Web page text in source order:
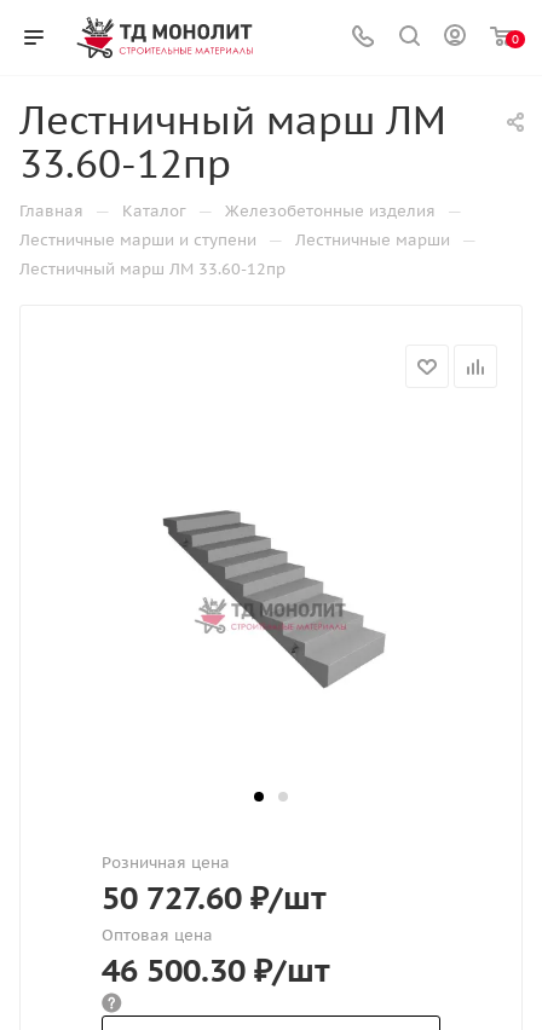
0
Лестничный марш ЛМ
33.60-12пр
Главная — Каталог — Железобетонные изделия —
Лестничные марши и ступени — Лестничные марши —
Лестничный марш ЛМ 33.60-12пр
Розничная цена
50 727.60 ₽/шт
Оптовая цена
46 500.30 ₽/шт